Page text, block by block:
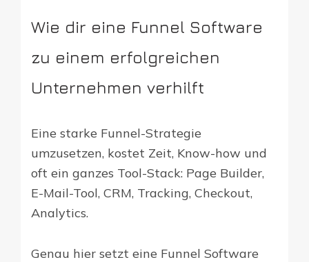
Wie dir eine Funnel Software
zu einem erfolgreichen
Unternehmen verhilft
Eine starke Funnel-Strategie
umzusetzen, kostet Zeit, Know-how und
oft ein ganzes Tool-Stack: Page Builder,
E-Mail-Tool, CRM, Tracking, Checkout,
Analytics.
Genau hier setzt eine Funnel Software